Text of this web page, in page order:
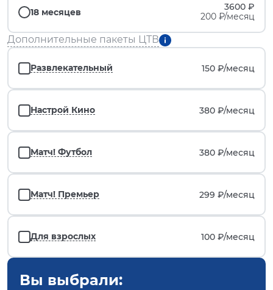
18 месяцев
3600 ₽
200 ₽/месяц
Дополнительные пакеты ЦТВ
Развлекательный 150 ₽/месяц
Настрой Кино 380 ₽/месяц
Матч! Футбол 380 ₽/месяц
Матч! Премьер 299 ₽/месяц
Для взрослых 100 ₽/месяц
Вы выбрали: